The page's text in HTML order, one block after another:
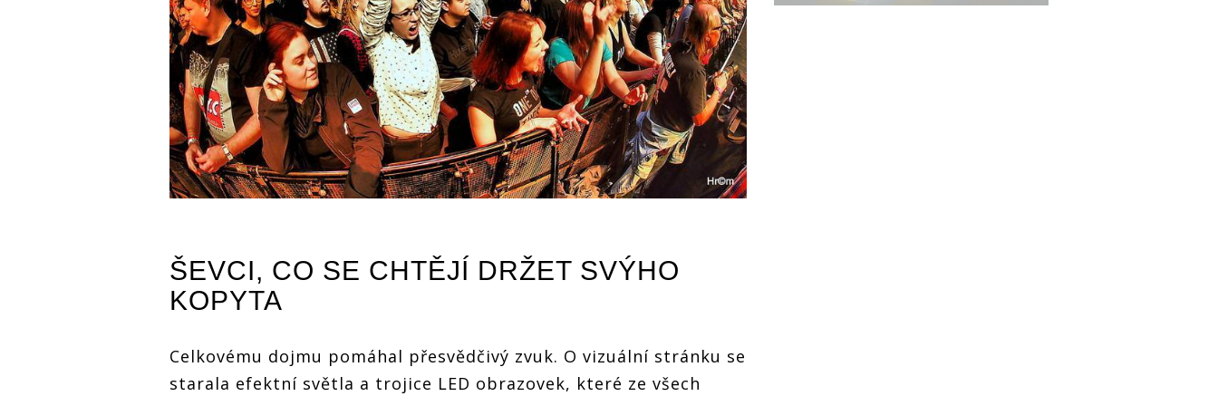
ŠEVCI, CO SE CHTĚJÍ DRŽET SVÝHO
KOPYTA
Celkovému dojmu pomáhal přesvědčivý zvuk. O vizuální stránku se
starala efektní světla a trojice LED obrazovek, které ze všech